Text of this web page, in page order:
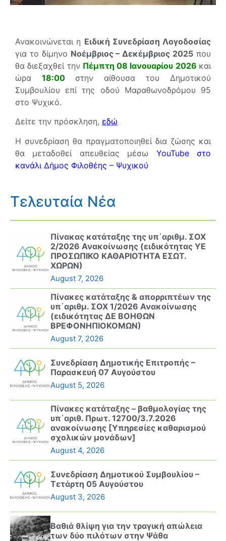
Ανακοινώνεται η Ειδική Συνεδρίαση Λογοδοσίας
για το δίμηνο Νοέμβριος – Δεκέμβριος 2025 που
θα διεξαχθεί την Πέμπτη 08 Ιανουαρίου 2026 και
ώρα 18:00 στην αίθουσα του Δημοτικού
Συμβουλίου επί της οδού Μαραθωνοδρόμου 95
στο Ψυχικό.
Δείτε την πρόσκληση, εδώ
Η συνεδρίαση θα πραγματοποιηθεί δια ζώσης και
θα μεταδοθεί απευθείας μέσω YouTube στο
κανάλι Δήμος Φιλοθέης – Ψυχικού
Τελευταία Νέα
Πίνακας κατάταξης της υπ΄αριθμ. ΣΟΧ
2/2026 Ανακοίνωσης (ειδικότητας ΥΕ
ΠΡΟΣΩΠΙΚΟ ΚΑΘΑΡΙΟΤΗΤΑ ΕΣΩΤ.
ΧΩΡΩΝ)
August 7, 2026
Πίνακες κατάταξης & απορριπτέων της
υπ΄αριθμ. ΣΟΧ 1/2026 Ανακοίνωσης
(ειδικότητας ΔΕ ΒΟΗΘΩΝ
ΒΡΕΦΟΝΗΠΙΟΚΟΜΩΝ)
August 7, 2026
Συνεδρίαση Δημοτικής Επιτροπής –
Παρασκευή 07 Αυγούστου
August 5, 2026
Πίνακες κατάταξης – βαθμολογίας της
υπ΄αριθ. Πρωτ. 12700/3.7.2026
ανακοίνωσης [Υπηρεσίες καθαρισμού
σχολικών μονάδων]
August 4, 2026
Συνεδρίαση Δημοτικού Συμβουλίου –
Τετάρτη 05 Αυγούστου
August 3, 2026
Βαθιά θλίψη για την τραγική απώλεια
των δύο πιλότων στην Ψάθα